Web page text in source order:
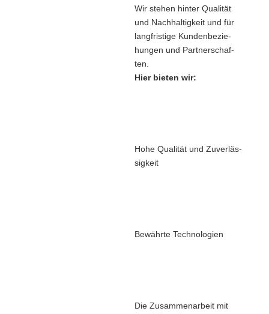
Wir ste­hen hin­ter Qua­li­tät
und Nach­hal­tig­keit und für
lang­fris­ti­ge Kun­den­be­zie­
hun­gen und Part­ner­schaf­
ten.
Hier bie­ten wir:
Hohe Qua­li­tät und Zuver­läs­
sig­keit
Bewähr­te Tech­no­lo­gien
Die Zusam­men­ar­beit mit